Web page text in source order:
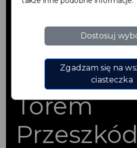
Ruchu
Torem
Dostosuj
Zgadzam się na
ciasteczka